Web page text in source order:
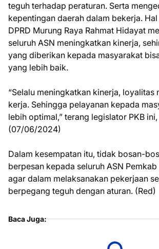
teguh terhadap peraturan. Serta
kepentingan daerah dalam bekerja.
DPRD Murung Raya Rahmat Hidayat
seluruh ASN meningkatkan kinerja,
yang diberikan kepada masyarakat
yang lebih baik.
“Selalu meningkatkan kinerja, loyalitas
kerja. Sehingga pelayanan kepada
lebih optimal,” terang legislator PKB
(07/06/2024)
Dalam kesempatan itu, tidak bosan-
berpesan kepada seluruh ASN Pemkab
agar dalam melaksanakan pekerjaan
berpegang teguh dengan aturan. (Red)
Baca Juga: